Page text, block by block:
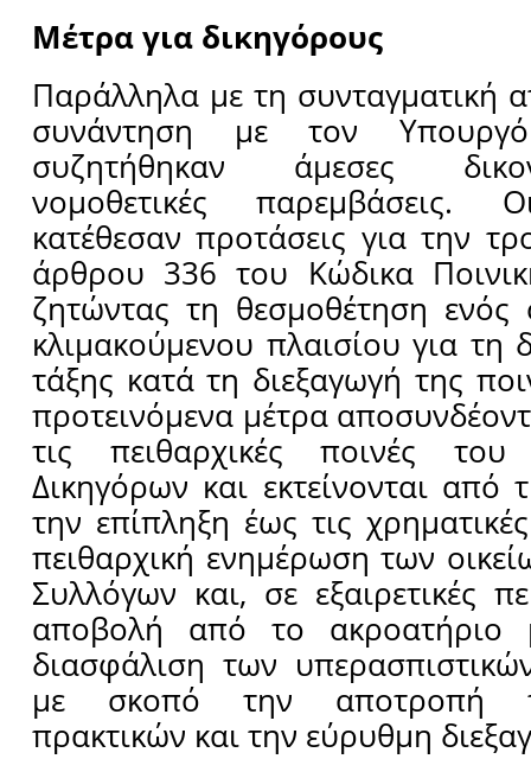
Μέτρα για δικηγόρους
Παράλληλα με τη συνταγματική
συνάντηση με τον Υπουργό
συζητήθηκαν άμεσες
νομοθετικές παρεμβάσεις.
κατέθεσαν προτάσεις για την
άρθρου 336 του Κώδικα
ζητώντας τη θεσμοθέτηση ενός
κλιμακούμενου πλαισίου για τη
τάξης κατά τη διεξαγωγή της
προτεινόμενα μέτρα
τις πειθαρχικές ποινές
Δικηγόρων και εκτείνονται από
την επίπληξη έως τις
πειθαρχική ενημέρωση των
Συλλόγων και, σε εξαιρετικές
αποβολή από το ακροατήριο
διασφάλιση των
με σκοπό την αποτροπή
πρακτικών και την εύρυθμη